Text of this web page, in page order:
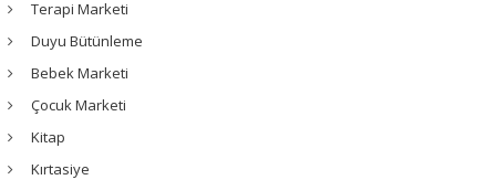
Terapi Marketi
Duyu Bütünleme
Bebek Marketi
Çocuk Marketi
Kitap
Kırtasiye